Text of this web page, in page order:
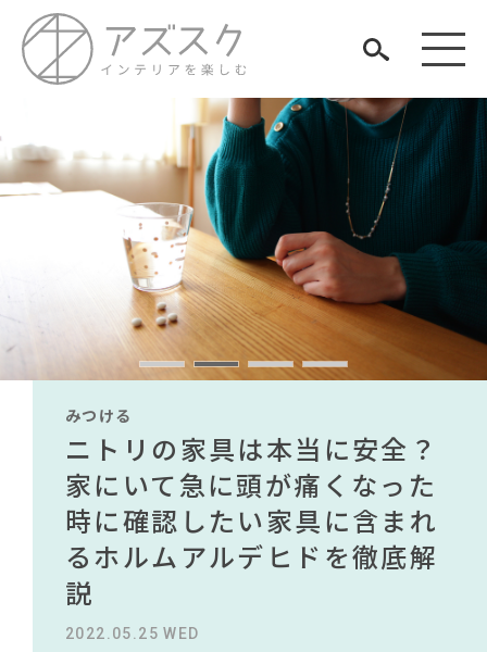
TAG LIST
#展示会 #オフィスチェア #カリモク家具#ヤマソロ
#無印良品#良品計画#インダストリアルスタイル#アダル
#KEYUCA
#2022 秋ドラマ
#インテリアの法則#IDÉE#家具#サステナブル#河淳
#おすすめ#大川家具#大塚家具
#ソファ #テーブル #2022 夏ドラマ
#材木屋のおやじとせがれ#コメリ#フェリシモ
#ACTUS#コクヨ#岡崎製材#ニトリ
#木図鑑 #ファニタメ
#インテリアスタイリングの法則
#間宮祥太朗#照明#IKEA
見つける
知る
楽しむ
ARCHIVE
NEWS
ABOUT
みつける
無印で有名デザイナーのアイ
テムが手に入る？無印良品で
買える有名デザイナーがデザ
インしたインテリアを一挙紹
介
2022.10.24 MON
みつける
IKEA家具は引っ越し業者を悩
ませる？引っ越し業者に敬遠
されている理由を徹底解
説！！
2023.09.27 WED
みつける
ニトリの家具は本当に安全？
家にいて急に頭が痛くなった
時に確認したい家具に含まれ
るホルムアルデヒドを徹底解
説
2022.05.25 WED
みつける
【部屋をおしゃれにしたい人
必見】今話題のインテリアス
タイルから定番スタイルまで
紹介！おすすめインテリアス
タイル18選
2023.09.23 SAT
みつける
無印で有名デザイナーのアイ
テムが手に入る？無印良品で
買える有名デザイナーがデザ
インしたインテリアを一挙紹
介
2022.10.24 MON
みつける
IKEA家具は引っ越し業者を悩
ませる？引っ越し業者に敬遠
されている理由を徹底解
説！！
2023.09.27 WED